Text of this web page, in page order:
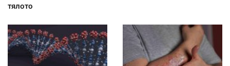
тялото